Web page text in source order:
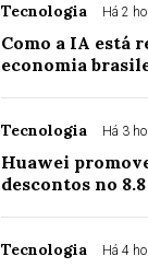
Tecnologia Há 2
Como a IA está
economia
Tecnologia Há 3
Huawei
descontos no 8.8
Tecnologia Há 4